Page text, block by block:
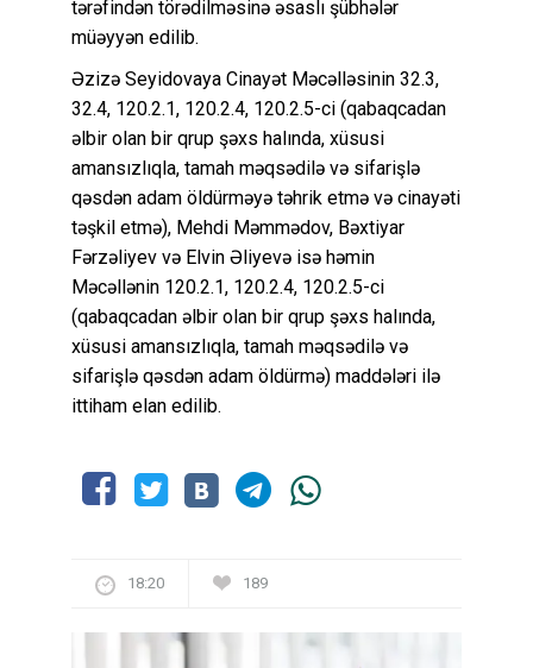
tərəfindən törədilməsinə əsaslı şübhələr
müəyyən edilib.
Əzizə Seyidovaya Cinayət Məcəlləsinin 32.3,
32.4, 120.2.1, 120.2.4, 120.2.5-ci (qabaqcadan
əlbir olan bir qrup şəxs halında, xüsusi
amansızlıqla, tamah məqsədilə və sifarişlə
qəsdən adam öldürməyə təhrik etmə və cinayəti
təşkil etmə), Mehdi Məmmədov, Bəxtiyar
Fərzəliyev və Elvin Əliyevə isə həmin
Məcəllənin 120.2.1, 120.2.4, 120.2.5-ci
(qabaqcadan əlbir olan bir qrup şəxs halında,
xüsusi amansızlıqla, tamah məqsədilə və
sifarişlə qəsdən adam öldürmə) maddələri ilə
ittiham elan edilib.
18:20 189